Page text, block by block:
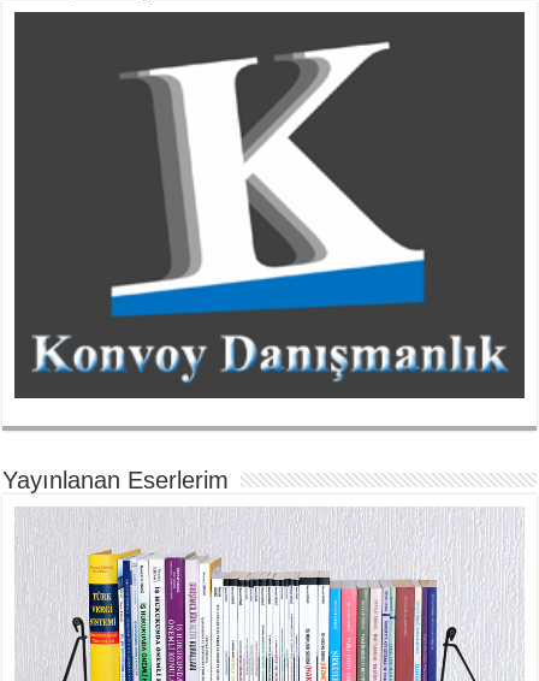
Yayınlanan Eserlerim